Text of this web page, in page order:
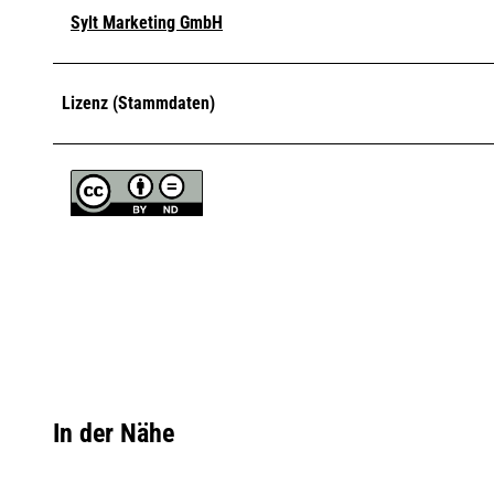
Sylt Marketing GmbH
Lizenz (Stammdaten)
In der Nähe